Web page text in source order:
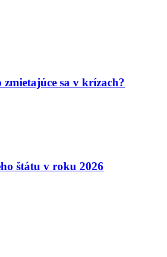
sa v krízach?
štátu v roku 2026